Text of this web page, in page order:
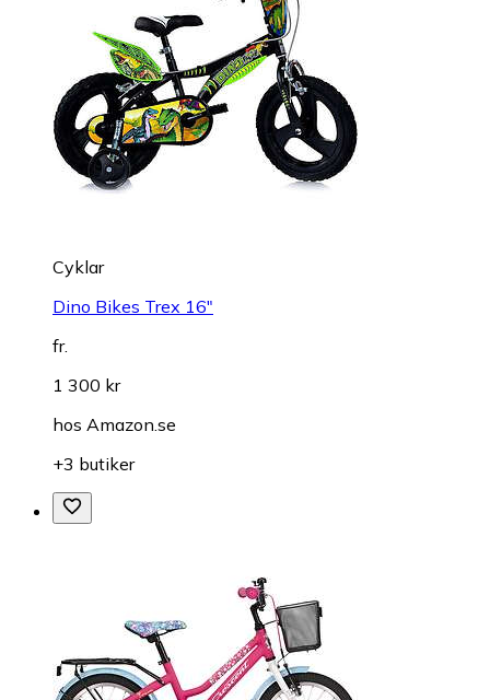
Cyklar
Dino Bikes Trex 16"
fr.
1 300 kr
hos Amazon.se
+3 butiker